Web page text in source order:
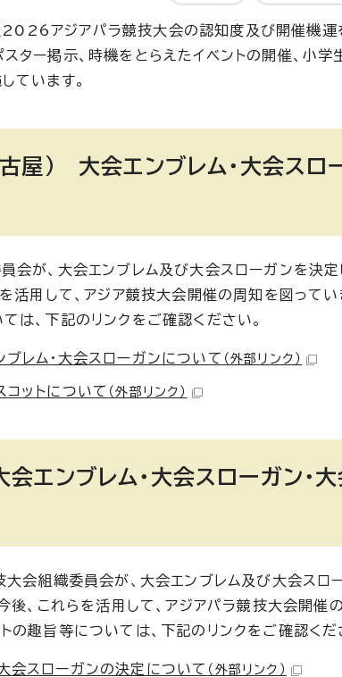
2026アジアパラ競技大会の認知度及び開催機運
ター掲示、時機をとらえたイベントの開催、小学
ています。
） 大会エンブレム・大会スロ
が、大会エンブレム及び大会スローガンを決定
活用して、アジア競技大会開催の周知を図ってい
は、下記のリンクをご確認ください。
レム・大会スローガンについて （外部リンク）
ットについて （外部リンク）
ンブレム・大会スローガン・大
会組織委員会が、大会エンブレム及び大会スロ
、これらを活用して、アジアパラ競技大会開催
の趣旨等については、下記のリンクをご確認くだ
会スローガンの決定について （外部リンク）